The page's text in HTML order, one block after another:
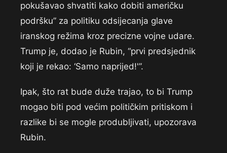
pokušavao shvatiti kako dobiti američku
podršku” za politiku odsijecanja glave
iranskog režima kroz precizne vojne udare.
Trump je, dodao je Rubin, “prvi predsjednik
koji je rekao: ‘Samo naprijed!'”.
Ipak, što rat bude duže trajao, to bi Trump
mogao biti pod većim političkim pritiskom i
razlike bi se mogle produbljivati, upozorava
Rubin.